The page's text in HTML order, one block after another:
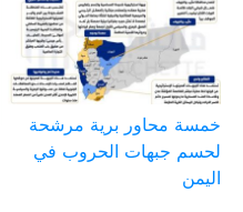
خمسة محاور برية مرشحة
لحسم جبهات الحروب في
اليمن